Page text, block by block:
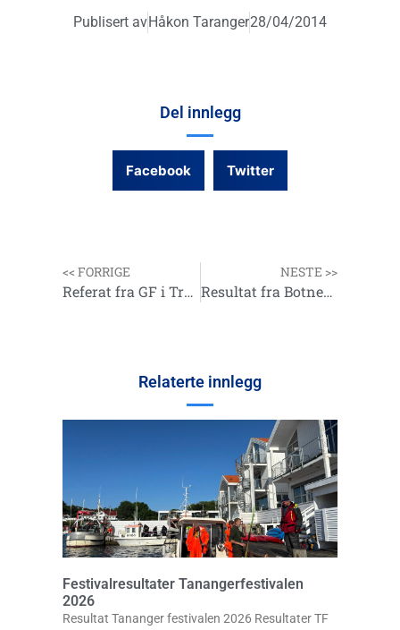
Publisert avHåkon Taranger28/04/2014
Del innlegg
Facebook Twitter
<< FORRIGE
Referat fra GF i Tromsø 2014
NESTE >>
Resultat fra Botnefestivalen 2014
Relaterte innlegg
Festivalresultater Tanangerfestivalen
2026
Resultat Tananger festivalen 2026 Resultater TF